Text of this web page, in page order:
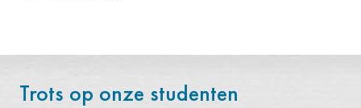
Trots op onze studenten